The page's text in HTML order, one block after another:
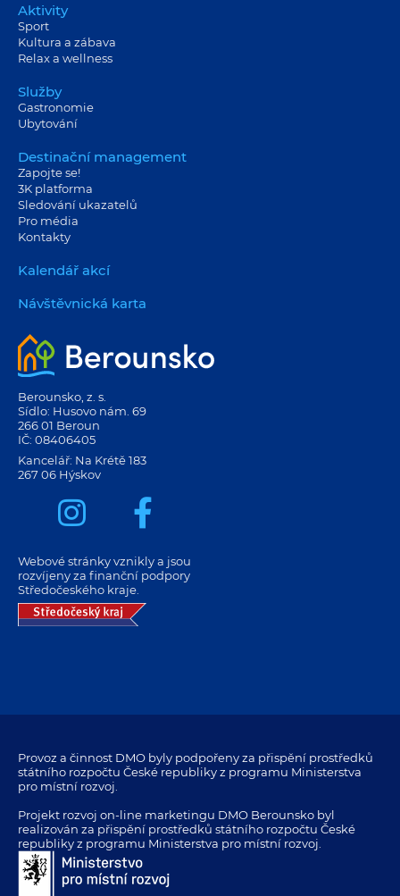
Aktivity
Sport
Kultura a zábava
Relax a wellness
Služby
Gastronomie
Ubytování
Destinační management
Zapojte se!
3K platforma
Sledování ukazatelů
Pro média
Kontakty
Kalendář akcí
Návštěvnická karta
Berounsko, z. s.
Sídlo: Husovo nám. 69
266 01 Beroun
IČ: 08406405
Kancelář: Na Krétě 183
267 06 Hýskov
Webové stránky vznikly a jsou
rozvíjeny za finanční podpory
Středočeského kraje.
Provoz a činnost DMO byly podpořeny za přispění prostředků
státního rozpočtu České republiky z programu Ministerstva
pro místní rozvoj.
Projekt rozvoj on-line marketingu DMO Berounsko byl
realizován za přispění prostředků státního rozpočtu České
republiky z programu Ministerstva pro místní rozvoj.